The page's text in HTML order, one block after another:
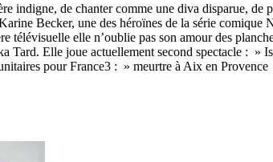
indigne, de chanter comme une diva disparue, de
Becker, une des héroïnes de la série
elle n’oublie pas son amour des
Tard. Elle joue actuellement second spectacle :
pour France3 : » meurtre à Aix en